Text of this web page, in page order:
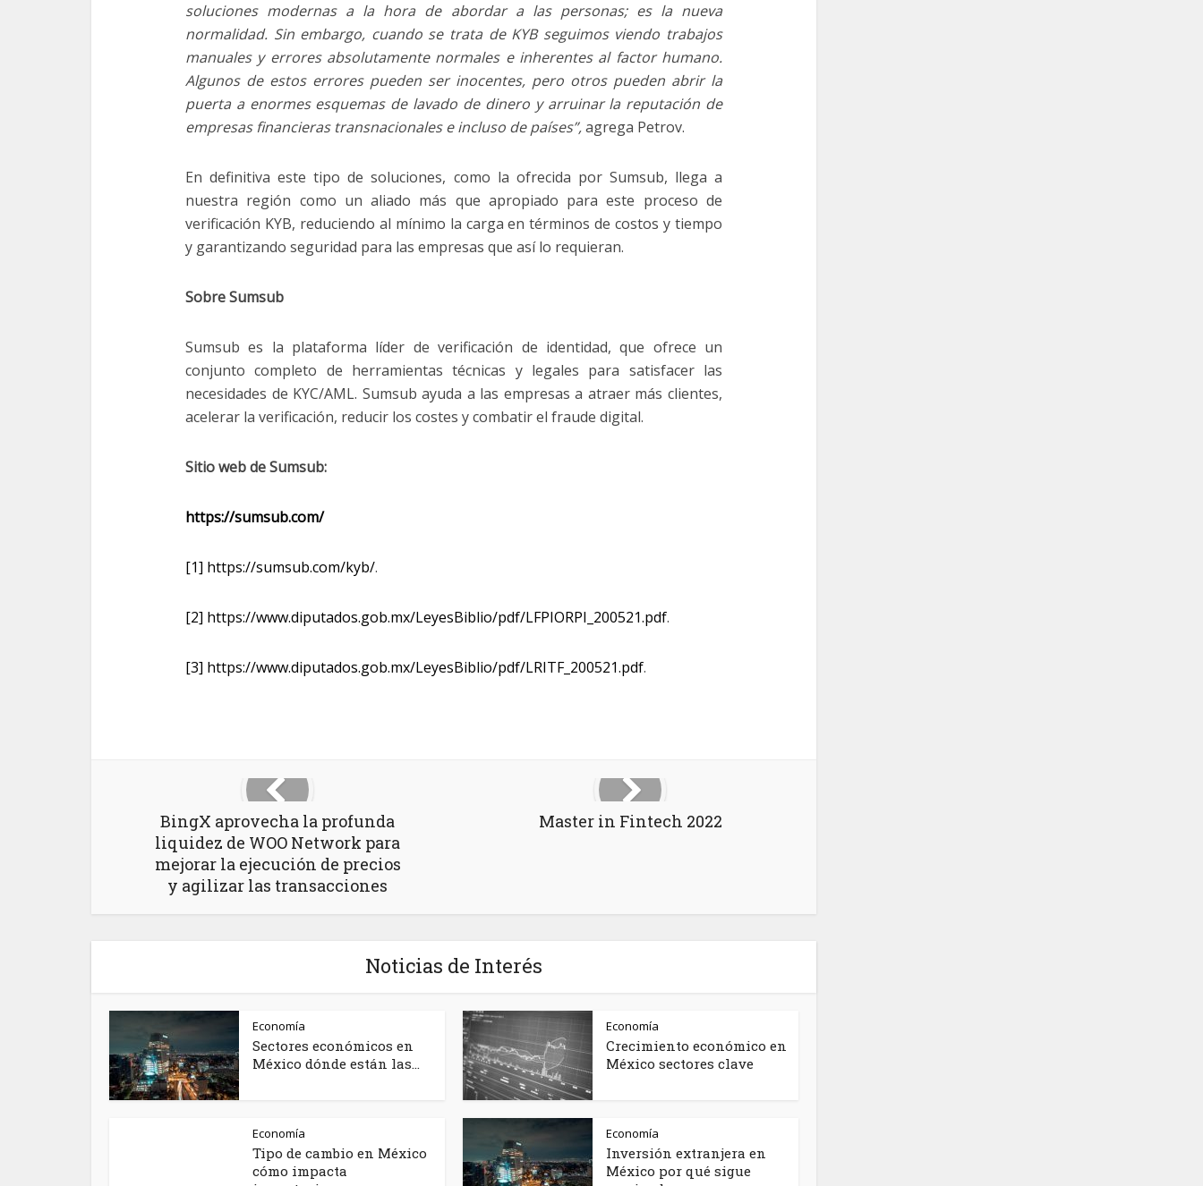
soluciones modernas a la hora de abordar a las personas; es la nueva
normalidad. Sin embargo, cuando se trata de KYB seguimos viendo trabajos
manuales y errores absolutamente normales e inherentes al factor humano.
Algunos de estos errores pueden ser inocentes, pero otros pueden abrir la
puerta a enormes esquemas de lavado de dinero y arruinar la reputación de
empresas financieras transnacionales e incluso de países”,agrega Petrov.
En definitiva este tipo de soluciones, como la ofrecida por Sumsub, llega a
nuestra región como un aliado más que apropiado para este proceso de
verificación KYB, reduciendo al mínimo la carga en términos de costos y tiempo
y garantizando seguridad para las empresas que así lo requieran.
Sobre Sumsub
Sumsub es la plataforma líder de verificación de identidad, que ofrece un
conjunto completo de herramientas técnicas y legales para satisfacer las
necesidades de KYC/AML. Sumsub ayuda a las empresas a atraer más clientes,
acelerar la verificación, reducir los costes y combatir el fraude digital.
Sitio web deSumsub:
https://sumsub.com/
[1] https://sumsub.com/kyb/.
[2] https://www.diputados.gob.mx/LeyesBiblio/pdf/LFPIORPI_200521.pdf.
[3] https://www.diputados.gob.mx/LeyesBiblio/pdf/LRITF_200521.pdf.
BingX aprovecha la profunda
liquidez de WOO Network para
mejorar la ejecución de precios
y agilizar las transacciones
Master in Fintech 2022
Noticias de Interés
Economía
Sectores económicos en
México dónde están las...
Economía
Crecimiento económico en
México sectores clave
Economía
Tipo de cambio en México
cómo impacta
Economía
Inversión extranjera en
México por qué sigue